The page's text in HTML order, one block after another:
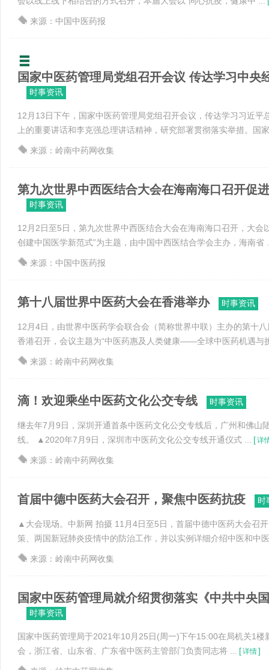
来源：中国中医药报
国家中医药管理局党组召开会议 传达学习中央
时事资讯
12月13日下午，国家中医药管理局党组召开会议，传达学习习近平
上的重要讲话和李克强总理讲话精神，研究部署贯彻落实举措。国
来源：岭南中药网收集
第九次世界中西医结合大会在海南海口召开促
时事资讯
12月2日至5日，第九次世界中西医结合大会在海南海口召开，大会
创建中国医学新范式”为主题，由中国中西医结合学会主办，海南省
来源：中国中医药报
第十八届世界中医药大会在香港举办 时事资讯
12月4日，由世界中医药学会联合会（简称世界中联）主办的第十
香港召开，会议主题为“中医药惠及人类健康——全球中医药机遇与
来源：岭南中药网收集
滴！欢迎乘坐中医药文化公交专线 时事资讯
继去年7月9日，深圳开通首条中医药文化公交专线后，广州和佛山
线。 ▲2020年7月9日，深圳市中医药文化公交专线开通仪式 ...
[详
来源：岭南中药网收集
首届中德中医药大会召开，聚焦中医药抗疫 时
▲大会现场。中新网 拍摄 11月4日至5日，首届中德中医药大会召
策、两国新冠肺炎疫情中的防治工作，并以实例详细介绍中医和中
来源：岭南中药网收集
国家中医药管理局就介绍贯彻落实《中共中央
时事资讯
国家中医药管理局于2021年10月25日(周一)下午15:00在局机关1楼
会，浙江省、山东省、广东省中医药主管部门负责同志将 ...
[详情]